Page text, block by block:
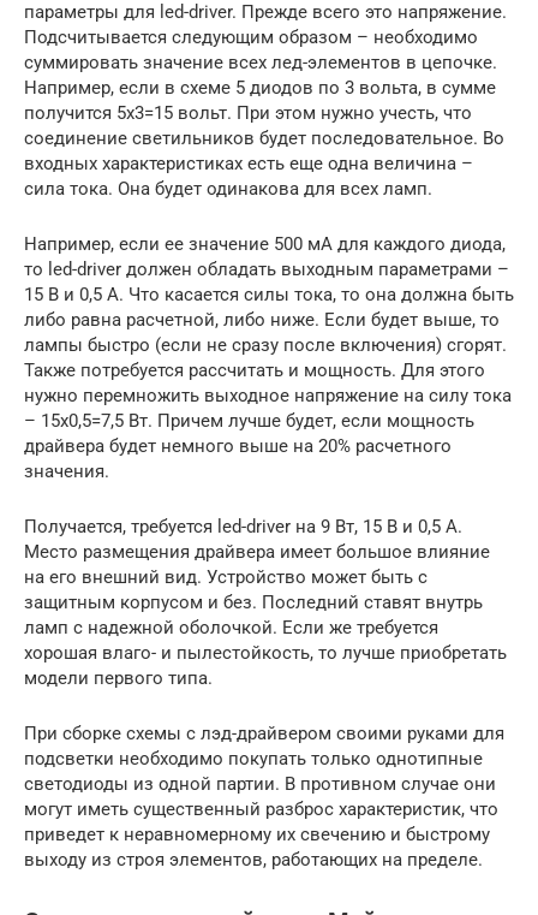
параметры для led-driver. Прежде всего это напряжение.
Подсчитывается следующим образом – необходимо
суммировать значение всех лед-элементов в цепочке.
Например, если в схеме 5 диодов по 3 вольта, в сумме
получится 5х3=15 вольт. При этом нужно учесть, что
соединение светильников будет последовательное. Во
входных характеристиках есть еще одна величина –
сила тока. Она будет одинакова для всех ламп.
Например, если ее значение 500 мА для каждого диода,
то led-driver должен обладать выходным параметрами –
15 В и 0,5 А. Что касается силы тока, то она должна быть
либо равна расчетной, либо ниже. Если будет выше, то
лампы быстро (если не сразу после включения) сгорят.
Также потребуется рассчитать и мощность. Для этого
нужно перемножить выходное напряжение на силу тока
– 15х0,5=7,5 Вт. Причем лучше будет, если мощность
драйвера будет немного выше на 20% расчетного
значения.
Получается, требуется led-driver на 9 Вт, 15 В и 0,5 А.
Место размещения драйвера имеет большое влияние
на его внешний вид. Устройство может быть с
защитным корпусом и без. Последний ставят внутрь
ламп с надежной оболочкой. Если же требуется
хорошая влаго- и пылестойкость, то лучше приобретать
модели первого типа.
При сборке схемы с лэд-драйвером своими руками для
подсветки необходимо покупать только однотипные
светодиоды из одной партии. В противном случае они
могут иметь существенный разброс характеристик, что
приведет к неравномерному их свечению и быстрому
выходу из строя элементов, работающих на пределе.